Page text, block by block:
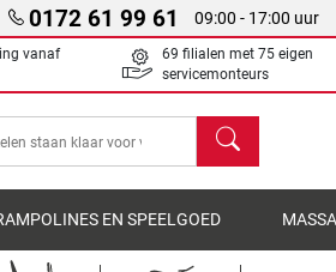
0172 61 99 61 09:00 - 17:00 uur
vanaf
69 filialen met 75 eigen
servicemonteurs
Zoeken
EN SPEELGOED